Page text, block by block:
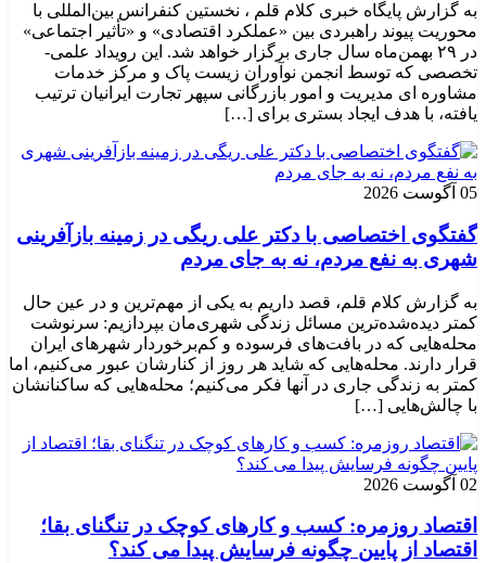
به گزارش پایگاه خبری کلام قلم ، نخستین کنفرانس بین‌المللی با
محوریت پیوند راهبردی بین «عملکرد اقتصادی» و «تأثیر اجتماعی»
در ۲۹ بهمن‌ماه سال جاری برگزار خواهد شد. این رویداد علمی-
تخصصی که توسط انجمن نوآوران زیست پاک و مرکز خدمات
مشاوره ای مدیریت و امور بازرگانی سپهر تجارت ایرانیان ترتیب
یافته، با هدف ایجاد بستری برای […]
05 آگوست 2026
گفتگوی اختصاصی با دکتر علی ریگی در زمینه بازآفرینی
شهری به نفع مردم، نه به جای مردم
به گزارش کلام قلم، قصد داریم به یکی از مهم‌ترین و در عین حال
کمتر دیده‌شده‌ترین مسائل زندگی شهری‌مان بپردازیم: سرنوشت
محله‌هایی که در بافت‌های فرسوده و کم‌برخوردار شهرهای ایران
قرار دارند. محله‌هایی که شاید هر روز از کنارشان عبور می‌کنیم، اما
کمتر به زندگی جاری در آنها فکر می‌کنیم؛ محله‌هایی که ساکنانشان
با چالش‌هایی […]
02 آگوست 2026
اقتصاد روزمره: کسب‌ و کارهای کوچک در تنگنای بقا؛
اقتصاد از پایین چگونه فرسایش پیدا می کند؟